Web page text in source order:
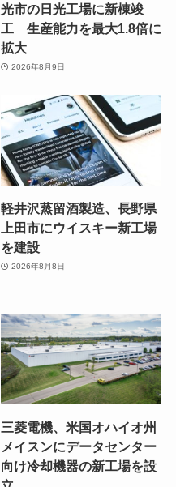
光市の日光工場に新棟竣
工 生産能力を最大1.8倍に
拡大
2026年8月9日
軽井沢蒸留酒製造、長野県
上田市にウイスキー新工場
を建設
2026年8月8日
三菱電機、米国オハイオ州
メイスンにデータセンター
向け冷却機器の新工場を設